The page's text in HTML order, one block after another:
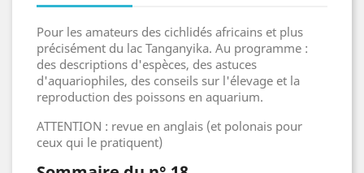
Pour les amateurs des cichlidés africains et plus
précisément du lac Tanganyika. Au programme :
des descriptions d'espèces, des astuces
d'aquariophiles, des conseils sur l'élevage et la
reproduction des poissons en aquarium.
ATTENTION : revue en anglais (et polonais pour
ceux qui le pratiquent)